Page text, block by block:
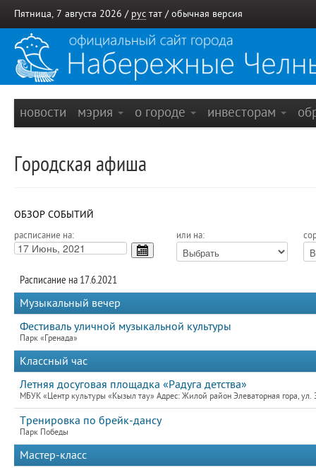
Пятница, 7 августа 2026 / рус тат / обычная версия
новости мэрия о городе инвесторам
Городская афиша
ОБЗОР СОБЫТИЙ
расписание на: или на:
Расписание на 17.6.2021
Музыкальный вечер
Фестиваль уличной музыкальной культуры
Парк «Гренада»
Классный час
Летняя досуговая площадка «Радуга детства»
МБУК «Центр культуры «Кызыл тау» Адрес: Жилой район Элеваторная гора, ул.
Тренировка по брейк-дансу
Парк Победы
Мастер-класс